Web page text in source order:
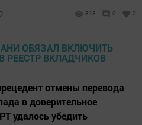
813 0 0
отмены перевода
в доверительное
удалось убедить